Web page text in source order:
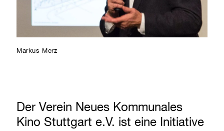
Markus Merz
Der Verein Neues Kommunales
Kino Stuttgart e.V. ist eine Initiative